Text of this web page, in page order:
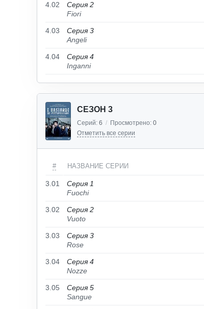
4.02
Серия 2
Fiori
4.03
Серия 3
Angeli
4.04
Серия 4
Inganni
СЕЗОН 3
Серий: 6 / Просмотрено: 0
Отметить все серии
# НАЗВАНИЕ СЕРИИ
3.01
Серия 1
Fuochi
3.02
Серия 2
Vuoto
3.03
Серия 3
Rose
3.04
Серия 4
Nozze
3.05
Серия 5
Sangue